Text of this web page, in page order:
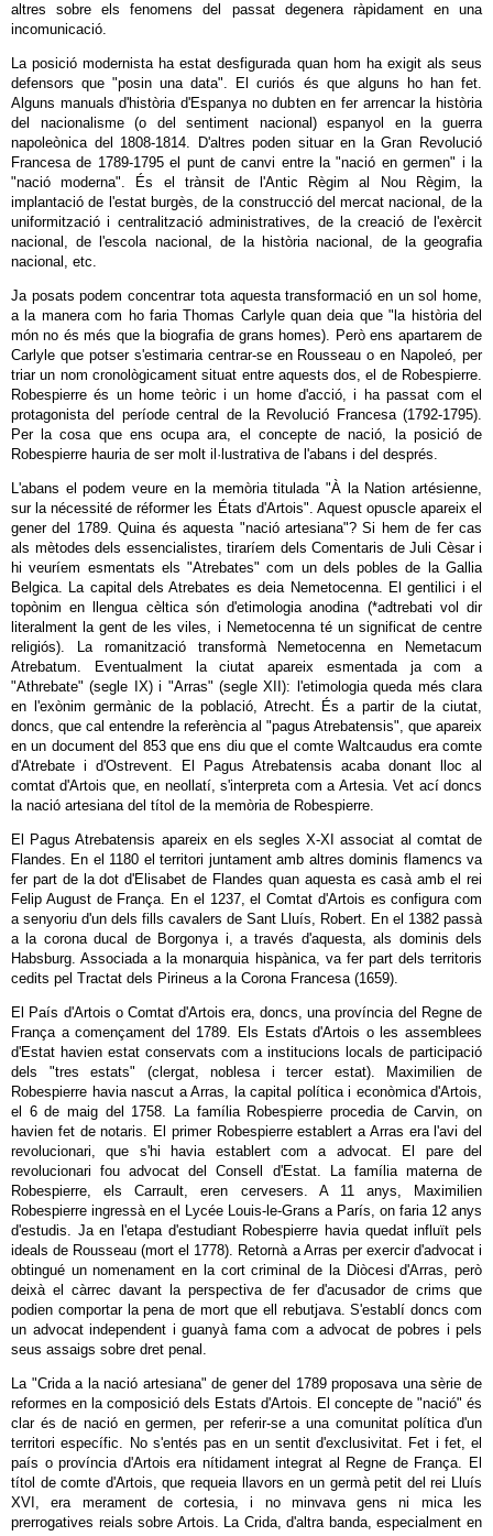
altres sobre els fenomens del passat degenera ràpidament en una
incomunicació.
La posició modernista ha estat desfigurada quan hom ha exigit als seus
defensors que "posin una data". El curiós és que alguns ho han fet.
Alguns manuals d'història d'Espanya no dubten en fer arrencar la història
del nacionalisme (o del sentiment nacional) espanyol en la guerra
napoleònica del 1808-1814. D'altres poden situar en la Gran Revolució
Francesa de 1789-1795 el punt de canvi entre la "nació en germen" i la
"nació moderna". És el trànsit de l'Antic Règim al Nou Règim, la
implantació de l'estat burgès, de la construcció del mercat nacional, de la
uniformització i centralització administratives, de la creació de l'exèrcit
nacional, de l'escola nacional, de la història nacional, de la geografia
nacional, etc.
Ja posats podem concentrar tota aquesta transformació en un sol home,
a la manera com ho faria Thomas Carlyle quan deia que "la història del
món no és més que la biografia de grans homes). Però ens apartarem de
Carlyle que potser s'estimaria centrar-se en Rousseau o en Napoleó, per
triar un nom cronològicament situat entre aquests dos, el de Robespierre.
Robespierre és un home teòric i un home d'acció, i ha passat com el
protagonista del període central de la Revolució Francesa (1792-1795).
Per la cosa que ens ocupa ara, el concepte de nació, la posició de
Robespierre hauria de ser molt il·lustrativa de l'abans i del després.
L'abans el podem veure en la memòria titulada "À la Nation artésienne,
sur la nécessité de réformer les États d'Artois". Aquest opuscle apareix el
gener del 1789. Quina és aquesta "nació artesiana"? Si hem de fer cas
als mètodes dels essencialistes, tiraríem dels Comentaris de Juli Cèsar i
hi veuríem esmentats els "Atrebates" com un dels pobles de la Gallia
Belgica. La capital dels Atrebates es deia Nemetocenna. El gentilici i el
topònim en llengua cèltica són d'etimologia anodina (*adtrebati vol dir
literalment la gent de les viles, i Nemetocenna té un significat de centre
religiós). La romanització transformà Nemetocenna en Nemetacum
Atrebatum. Eventualment la ciutat apareix esmentada ja com a
"Athrebate" (segle IX) i "Arras" (segle XII): l'etimologia queda més clara
en l'exònim germànic de la població, Atrecht. És a partir de la ciutat,
doncs, que cal entendre la referència al "pagus Atrebatensis", que apareix
en un document del 853 que ens diu que el comte Waltcaudus era comte
d'Atrebate i d'Ostrevent. El Pagus Atrebatensis acaba donant lloc al
comtat d'Artois que, en neollatí, s'interpreta com a Artesia. Vet ací doncs
la nació artesiana del títol de la memòria de Robespierre.
El Pagus Atrebatensis apareix en els segles X-XI associat al comtat de
Flandes. En el 1180 el territori juntament amb altres dominis flamencs va
fer part de la dot d'Elisabet de Flandes quan aquesta es casà amb el rei
Felip August de França. En el 1237, el Comtat d'Artois es configura com
a senyoriu d'un dels fills cavalers de Sant Lluís, Robert. En el 1382 passà
a la corona ducal de Borgonya i, a través d'aquesta, als dominis dels
Habsburg. Associada a la monarquia hispànica, va fer part dels territoris
cedits pel Tractat dels Pirineus a la Corona Francesa (1659).
El País d'Artois o Comtat d'Artois era, doncs, una província del Regne de
França a començament del 1789. Els Estats d'Artois o les assemblees
d'Estat havien estat conservats com a institucions locals de participació
dels "tres estats" (clergat, noblesa i tercer estat). Maximilien de
Robespierre havia nascut a Arras, la capital política i econòmica d'Artois,
el 6 de maig del 1758. La família Robespierre procedia de Carvin, on
havien fet de notaris. El primer Robespierre establert a Arras era l'avi del
revolucionari, que s'hi havia establert com a advocat. El pare del
revolucionari fou advocat del Consell d'Estat. La família materna de
Robespierre, els Carrault, eren cervesers. A 11 anys, Maximilien
Robespierre ingressà en el Lycée Louis-le-Grans a París, on faria 12 anys
d'estudis. Ja en l'etapa d'estudiant Robespierre havia quedat influït pels
ideals de Rousseau (mort el 1778). Retornà a Arras per exercir d'advocat i
obtingué un nomenament en la cort criminal de la Diòcesi d'Arras, però
deixà el càrrec davant la perspectiva de fer d'acusador de crims que
podien comportar la pena de mort que ell rebutjava. S'establí doncs com
un advocat independent i guanyà fama com a advocat de pobres i pels
seus assaigs sobre dret penal.
La "Crida a la nació artesiana" de gener del 1789 proposava una sèrie de
reformes en la composició dels Estats d'Artois. El concepte de "nació" és
clar és de nació en germen, per referir-se a una comunitat política d'un
territori específic. No s'entés pas en un sentit d'exclusivitat. Fet i fet, el
país o província d'Artois era nítidament integrat al Regne de França. El
títol de comte d'Artois, que requeia llavors en un germà petit del rei Lluís
XVI, era merament de cortesia, i no minvava gens ni mica les
prerrogatives reials sobre Artois. La Crida, d'altra banda, especialment en